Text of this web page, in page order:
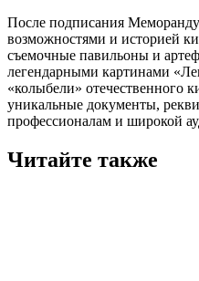
После подписания
возможностями и историей
съемочные павильоны и
легендарными картинами
«колыбели» отечественного
уникальные документы,
профессионалам и широкой
Читайте также